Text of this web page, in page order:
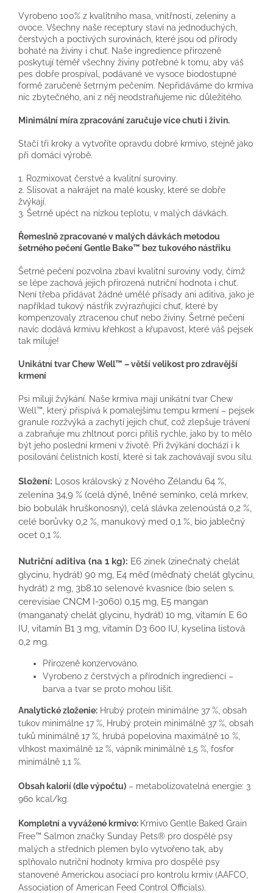
Vyrobeno 100% z kvalitního masa, vnitřností, zeleniny a
ovoce. Všechny naše receptury staví na jednoduchých,
čerstvých a poctivých surovinách, které jsou od přírody
bohaté na živiny i chuť. Naše ingredience přirozeně
poskytují téměř všechny živiny potřebné k tomu, aby váš
pes dobře prospíval, podávané ve vysoce biodostupné
formě zaručené šetrným pečením. Nepřidáváme do krmiva
nic zbytečného, ani z něj neodstraňujeme nic důležitého.
Minimální míra zpracování zaručuje více chuti i živin.
Stačí tři kroky a vytvoříte opravdu dobré krmivo, stejně jako
při domácí výrobě.
1. Rozmixovat čerstvé a kvalitní suroviny.
2. Slisovat a nakrájet na malé kousky, které se dobře
žvýkají.
3. Šetrně upéct na nízkou teplotu, v malých dávkách.
Řemeslně zpracované v malých dávkách metodou
šetrného pečení Gentle Bake™ bez tukového nástřiku
Šetrné pečení pozvolna zbaví kvalitní suroviny vody, čímž
se lépe zachová jejich přirozená nutriční hodnota i chuť.
Není třeba přidávat žádné umělé přísady ani aditiva, jako je
například tukový nástřik zvýrazňující chuť, které by
kompenzovaly ztracenou chuť nebo živiny. Šetrné pečení
navíc dodává krmivu křehkost a křupavost, které váš pejsek
tak miluje!
Unikátní tvar Chew Well™ – větší velikost pro zdravější
krmení
Psi milují žvýkání. Naše krmiva mají unikátní tvar Chew
Well™, který přispívá k pomalejšímu tempu krmení – pejsek
granule rozžvýká a zachytí jejich chuť, což zlepšuje trávení
a zabraňuje mu zhltnout porci příliš rychle, jako by to mělo
být jeho poslední krmení v životě. Při žvýkání dochází i k
posilování čelistních kostí, které si tak zachovávají svou sílu.
Složení: Losos královský z Nového Zélandu 64 %,
zelenina 34,9 % (celá dýně, lněné semínko, celá mrkev,
bio bobulák hruškonosný), celá slávka zelenoústá 0,2 %,
celé borůvky 0,2 %, manukový med 0,1 %, bio jablečný
ocet 0,1 %.
Nutriční aditiva (na 1 kg): E6 zinek (zinečnatý chelát
glycinu, hydrát) 90 mg, E4 měď (měďnatý chelát glycinu,
hydrát) 2 mg, 3b8.10 selenové kvasnice (bio selen s.
cerevisiae CNCM I-3060) 0,15 mg, E5 mangan
(manganatý chelát glycinu, hydrát) 10 mg, vitamín E 60
IU, vitamín B1 3 mg, vitamín D3 600 IU, kyselina listová
0,2 mg.
Přirozeně konzervováno.
Vyrobeno z čerstvých a přírodních ingrediencí –
barva a tvar se proto mohou lišit.
Analytické zloženie: Hrubý proteín minimálne 37 %, obsah
tukov minimálne 17 %, Hrubý protein minimálně 37 %, obsah
tuků minimálně 17 %, hrubá popelovina maximálně 10 %,
vlhkost maximálně 12 %, vápník minimálně 1,5 %, fosfor
minimálně 1,1 %.
Obsah kalorií (dle výpočtu) – metabolizovatelná energie: 3
960 kcal/kg.
Kompletní a vyvážené krmivo: Krmivo Gentle Baked Grain
Free™ Salmon značky Sunday Pets® pro dospělé psy
malých a středních plemen bylo vytvořeno tak, aby
splňovalo nutriční hodnoty krmiva pro dospělé psy
stanovené Americkou asociací pro kontrolu krmiv (AAFCO,
Association of American Feed Control Officials).